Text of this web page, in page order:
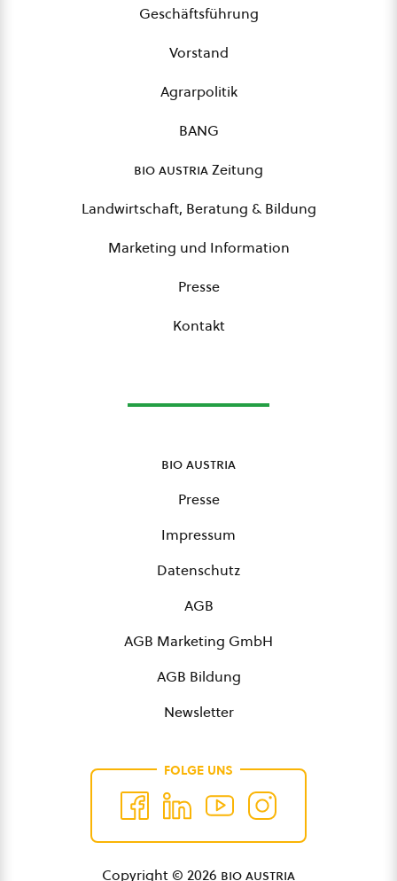
Geschäftsführung
Vorstand
Agrarpolitik
BANG
bio austriaZeitung
Landwirtschaft, Beratung & Bildung
Marketing und Information
Presse
Kontakt
bio austria
Presse
Impressum
Datenschutz
AGB
AGB Marketing GmbH
AGB Bildung
Newsletter
FOLGE UNS
Copyright © 2026 bio austria